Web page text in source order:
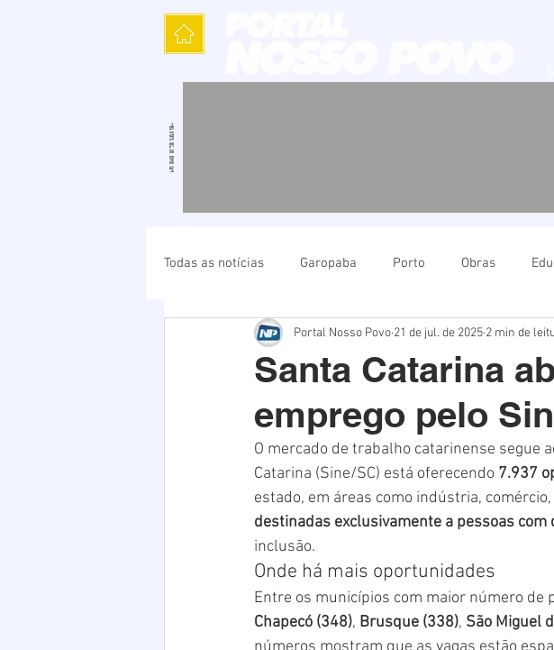
Todas as notícias Garopaba Porto Obras
Cultura Polícia Natureza
Verão Saúde Polícia Destaque
infraestrutura Natal PERDIDOS
Santa Catarina
emprego pelo
Portal Nosso Povo 21 de jul. de 2025 2 min de
O mercado de trabalho catarinense segue
Catarina (Sine/SC) está oferecendo 7.937
estado, em áreas como indústria,
destinadas exclusivamente a pessoas com
inclusão.
Onde há mais oportunidades
Entre os municípios com maior número de
Chapecó (348), Brusque (338), São Miguel